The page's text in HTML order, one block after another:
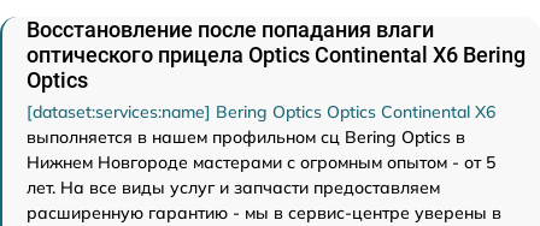
Восстановление после попадания влаги
оптического прицела Optics Continental X6 Bering
Optics
[dataset:services:name] Bering Optics Optics Continental X6
выполняется в нашем профильном сц Bering Optics в
Нижнем Новгороде мастерами с огромным опытом - от 5
лет. На все виды услуг и запчасти предоставляем
расширенную гарантию - мы в сервис-центре уверены в